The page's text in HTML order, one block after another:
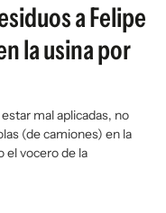
a Felipe
la usina por
mal aplicadas, no
(de camiones) en la
el vocero de la